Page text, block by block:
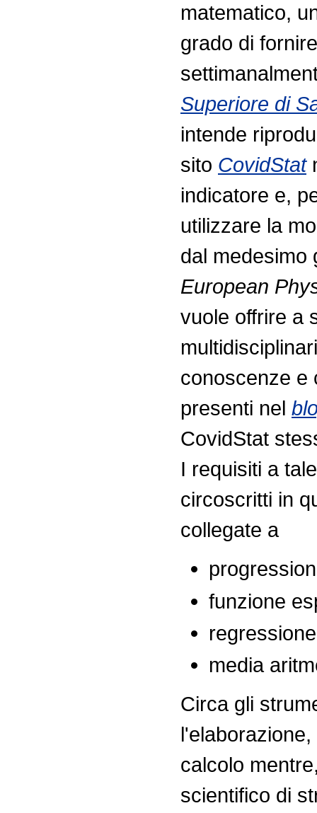
matematico,
grado di
Superiore di
intende
sito CovidStat
indicatore e,
utilizzare la
dal medesimo
European
vuole offrire a
conoscenze e
presenti nel
CovidStat
I requisiti a
circoscritti in
collegate a
funzione
media
Circa gli
calcolo
scientifico di